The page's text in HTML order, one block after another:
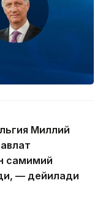
Миллий
самимий
— дейилади